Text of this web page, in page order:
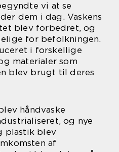
vi at se
dem i dag. Vaskens
blev forbedret, og
for befolkningen.
i forskellige
materialer som
blev brugt til deres
håndvaske
og nye
plastik blev
af